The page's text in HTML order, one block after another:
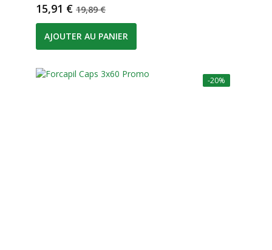
Prix
15,91 € Prix de base
19,89 €
AJOUTER AU PANIER
-20%